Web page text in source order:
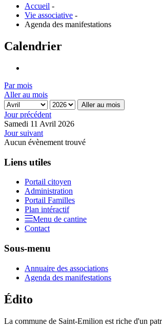
Accueil -
Vie associative -
Agenda des manifestations
Calendrier
Par mois
Aller au mois
Aller au mois
Jour précédent
Samedi 11 Avril 2026
Jour suivant
Aucun évènement trouvé
Liens utiles
Portail citoyen
Administration
Portail Familles
Plan intéractif
Menu de cantine
Contact
Sous-menu
Annuaire des associations
Agenda des manifestations
Édito
La commune de Saint-Emilion est riche d'un